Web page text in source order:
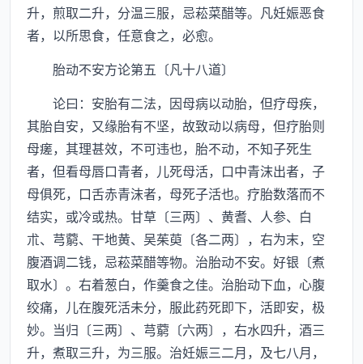
升，煎取二升，分温三服，忌菘菜醋等。凡妊娠恶食
者，以所思食，任意食之，必愈。
胎动不安方论第五〔凡十八道〕
论曰：安胎有二法，因母病以动胎，但疗母疾，
其胎自安，又缘胎有不坚，故致动以病母，但疗胎则
母瘥，其理甚效，不可违也，胎不动，不知子死生
者，但看母唇口青者，儿死母活，口中青沫出者，子
母俱死，口舌赤青沫者，母死子活也。疗胎数落而不
结实，或冷或热。甘草〔三两〕、黄耆、人参、白
朮、芎藭、干地黄、吴茱萸〔各二两〕，右为末，空
腹酒调二钱，忌菘菜醋等物。治胎动不安。好银〔煮
取水〕。右着葱白，作羹食之佳。治胎动下血，心腹
绞痛，儿在腹死活未分，服此药死即下，活即安，极
妙。当归〔三两〕、芎藭〔六两〕，右水四升，酒三
升，煮取三升，为三服。治妊娠三二月，及七八月，